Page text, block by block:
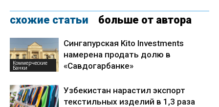
схожие статьи больше от автора
Коммерческие
Банки
Сингапурская Kito Investments
намерена продать долю в
«Савдогарбанке»
Узбекистан нарастил экспорт
текстильных изделий в 1,3 раза